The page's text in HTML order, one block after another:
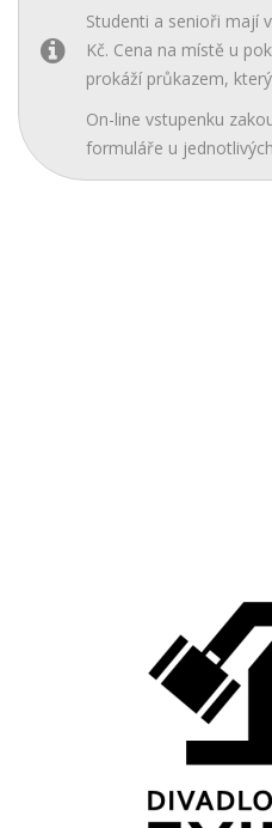
Studenti a senioři mají
Kč. Cena na místě u
prokáží průkazem,
On-line vstupenku
formuláře u